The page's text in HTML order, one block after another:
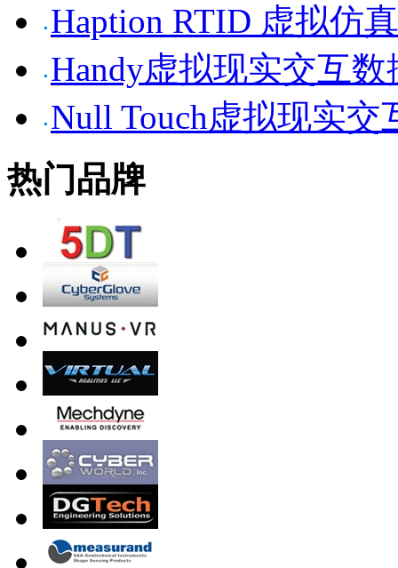
Haption RTID 虚拟仿
Handy虚拟现实交互数
Null Touch虚拟现实交
热门品牌